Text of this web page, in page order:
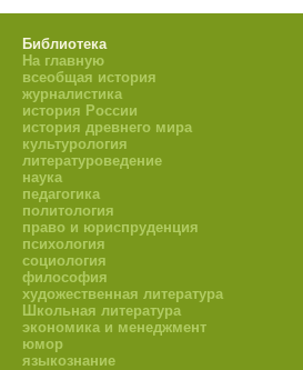
Библиотека
На главную
всеобщая история
журналистика
история России
история древнего мира
культурология
литературоведение
наука
педагогика
политология
право и юриспруденция
психология
социология
философия
художественная литература
Школьная литература
экономика и менеджмент
юмор
языкознание